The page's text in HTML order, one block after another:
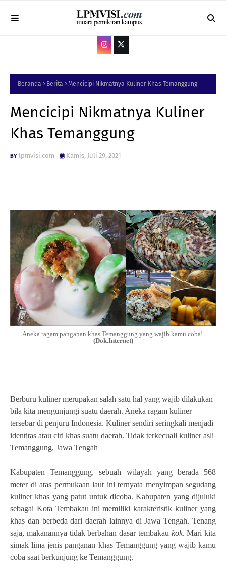
Beranda Berita Mencicipi Nikmatnya Kuliner Khas Temanggung
Mencicipi Nikmatnya Kuliner
Khas Temanggung
lpmvisi.com Kamis, Juli 29, 2021
Aneka ragam panganan khas Temanggung yang wajib kamu coba!
(Dok.Internet)
Berburu kuliner merupakan salah satu hal yang wajib dilakukan
bila kita mengunjungi suatu daerah. Aneka ragam kuliner
tersebar di penjuru Indonesia. Kuliner sendiri seringkali menjadi
identitas atau ciri khas suatu daerah. Tidak terkecuali kuliner asli
Temanggung, Jawa Tengah
Kabupaten Temanggung, sebuah wilayah yang berada 568
meter di atas permukaan laut ini ternyata menyimpan segudang
kuliner khas yang patut untuk dicoba. Kabupaten yang dijuluki
sebagai Kota Tembakau ini memiliki karakteristik kuliner yang
khas dan berbeda dari daerah lainnya di Jawa Tengah. Tenang
saja, makanannya tidak berbahan dasar tembakau kok. Mari kita
simak lima jenis panganan khas Temanggung yang wajib kamu
coba saat berkunjung ke Temanggung.